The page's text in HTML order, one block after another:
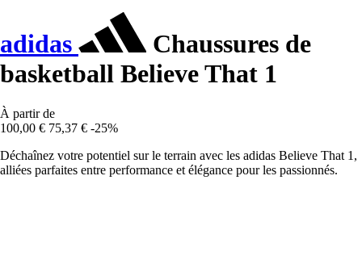
adidas
Chaussures de
basketball Believe That 1
À partir de
100,00 € 75,37 € -25%
Déchaînez votre potentiel sur le terrain avec les adidas Believe That 1,
alliées parfaites entre performance et élégance pour les passionnés.